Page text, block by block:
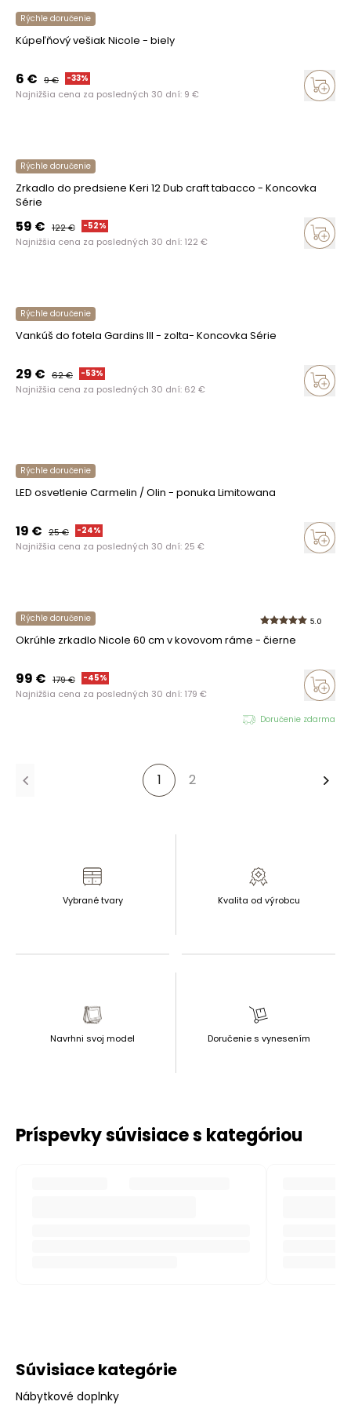
Rýchle doručenie
Kúpeľňový vešiak Nicole - biely
6 € 9€ -33%
Najnižšia cena za posledných 30 dní: 9 €
Rýchle doručenie
Zrkadlo do predsiene Keri 12 Dub craft tabacco - Koncovka
Série
59 € 122€ -52%
Najnižšia cena za posledných 30 dní: 122 €
Rýchle doručenie
Vankúš do fotela Gardins III - zolta- Koncovka Série
29 € 62€ -53%
Najnižšia cena za posledných 30 dní: 62 €
Rýchle doručenie
LED osvetlenie Carmelin / Olin - ponuka Limitowana
19 € 25€ -24%
Najnižšia cena za posledných 30 dní: 25 €
Rýchle doručenie 5.0
Okrúhle zrkadlo Nicole 60 cm v kovovom ráme - čierne
99 € 179€ -45%
Najnižšia cena za posledných 30 dní: 179 €
Doručenie zdarma
1 2
Vybrané tvary Kvalita od výrobcu
Navrhni svoj model Doručenie s vynesením
Príspevky súvisiace s kategóriou
Súvisiace kategórie
Nábytkové doplnky